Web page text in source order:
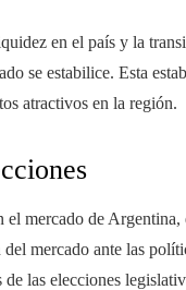
en el país y la
se estabilice. Esta
atractivos en la región.
el mercado de
mercado ante las
las elecciones